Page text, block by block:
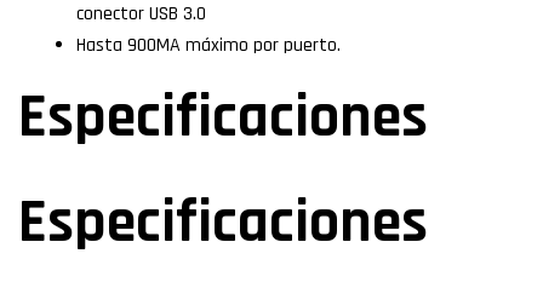
conector USB 3.0
Hasta 900MA máximo por puerto.
Especificaciones
Especificaciones